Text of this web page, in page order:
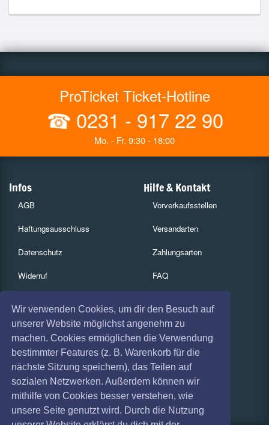
Wir verwenden Cookies, um dir den Besuch auf
unserer Website möglichst angenehm zu
machen. Cookies ermöglichen die Verwendung
bestimmter Features (z. B. Warenkorb für die
nächste Sitzung speichern), das Teilen auf
sozialen Netzwerken. Außerdem können wir
mithilfe von Cookies besser verstehen, wie
unsere Seite genutzt wird. Durch die Nutzung
ProTicket Ticket-Hotline
☎ 0231 - 917 22 90
Mo. - Fr. 9:30 - 18:00
Infos
AGB
Haftungsausschluss
Datenschutz
Widerruf
Absagen
Hilfe & Kontakt
Vorverkaufsstellen
Versandarten
Zahlungsarten
FAQ
Services
Gutscheine
Geschäftskunden
Kartenrückgabe
Besucherregistrierung